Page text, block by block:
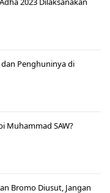
Penghuninya di
Muhammad SAW?
Bromo Diusut, Jangan